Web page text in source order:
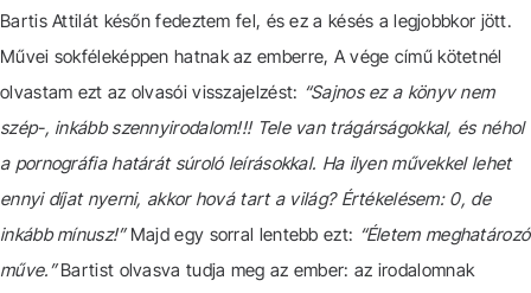
Bartis Attilát későn fedeztem fel, és ez a késés a legjobbkor jött.
Művei sokféleképpen hatnak az emberre, A vége című kötetnél
olvastam ezt az olvasói visszajelzést: “Sajnos ez a könyv nem
szép-, inkább szennyirodalom!!! Tele van trágárságokkal, és néhol
a pornográfia határát súroló leírásokkal. Ha ilyen művekkel lehet
ennyi díjat nyerni, akkor hová tart a világ? Értékelésem: 0, de
inkább mínusz!”Majd egy sorral lentebb ezt: “Életem meghatározó
műve.”Bartist olvasva tudja meg az ember: az irodalomnak